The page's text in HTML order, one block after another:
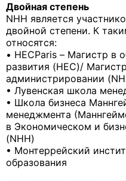
Двойная степень
NHH является
двойной степени. К
относятся:
• HECParis – Магистр в
развития (HEC)/
администрировании
• Лувенская школа
• Школа бизнеса
менеджмента
в Экономическом и
(NHH)
• Монтеррейский
образования